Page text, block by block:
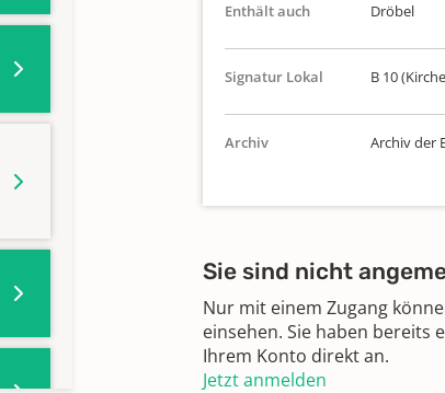
Enthält auch Dröbel
Signatur Lokal B 10
Archiv Archiv der
Sie sind nicht
Nur mit einem Zugang
einsehen. Sie haben bereits
Ihrem Konto direkt an.
Jetzt anmelden